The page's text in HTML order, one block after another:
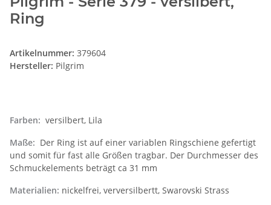
Ring
Artikelnummer: 379604
Hersteller: Pilgrim
Farben: versilbert, Lila
Maße: Der Ring ist auf einer variablen Ringschiene gefertigt
und somit für fast alle Größen tragbar. Der Durchmesser des
Schmuckelements beträgt ca 31 mm
Materialien: nickelfrei, verversilbertt, Swarovski Strass